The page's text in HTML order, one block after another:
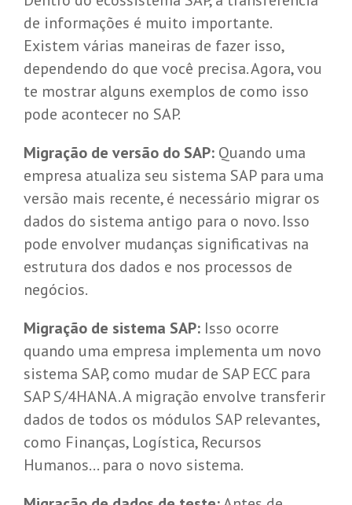
de informações é muito importante.
Existem várias maneiras de fazer isso,
dependendo do que você precisa. Agora, vou
te mostrar alguns exemplos de como isso
pode acontecer no SAP.
Migração de versão do SAP:Quando uma
empresa atualiza seu sistema SAP para uma
versão mais recente, é necessário migrar os
dados do sistema antigo para o novo. Isso
pode envolver mudanças significativas na
estrutura dos dados e nos processos de
negócios.
Migração de sistema SAP:Isso ocorre
quando uma empresa implementa um novo
sistema SAP, como mudar de SAP ECC para
SAP S/4HANA. A migração envolve transferir
dados de todos os módulos SAP relevantes,
como Finanças, Logística, Recursos
Humanos… para o novo sistema.